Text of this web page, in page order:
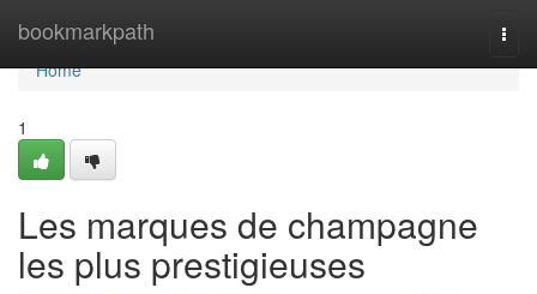
bookmarkpath
Home
Home
1
Les marques de champagne
les plus prestigieuses